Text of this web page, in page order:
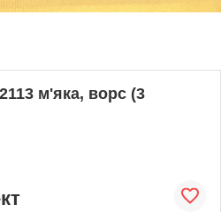
м'яка, ворс (3